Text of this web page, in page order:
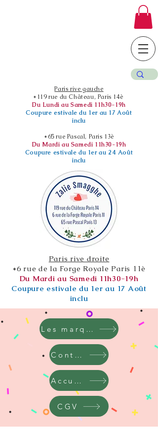
Paris rive gauche
*119 rue du Château, Paris 14è
Du Lundi au Samedi 11h30-19h
Coupure estivale du 1er au 17 Août
inclu
*65 rue Pascal, Paris 13è
Du Mardi au Samedi 11h30-19h
Coupure estivale du 1er au 24 Août
inclu
Paris rive droite
*6 rue de la Forge Royale Paris 11è
Du Mardi au Samedi 11h30-19h
Coupure estivale du 1er au 17 Août
inclu
Les marques
Contact
Accueil
CGV